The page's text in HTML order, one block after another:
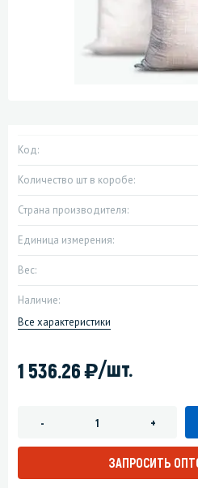
Код:
Количество шт в коробе:
Страна производителя:
Единица измерения:
Вес:
Наличие:
Все характеристики
1 536.26)/шт.
- +
ЗАПРОСИТЬ